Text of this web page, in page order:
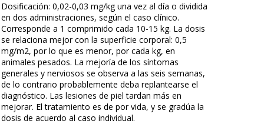
Dosificación: 0,02-0,03 mg/kg una vez al día o dividida
en dos administraciones, según el caso clínico.
Corresponde a 1 comprimido cada 10-15 kg. La dosis
se relaciona mejor con la superficie corporal: 0,5
mg/m2, por lo que es menor, por cada kg, en
animales pesados. La mejoría de los síntomas
generales y nerviosos se observa a las seis semanas,
de lo contrario probablemente deba replantearse el
diagnóstico. Las lesiones de piel tardan más en
mejorar. El tratamiento es de por vida, y se gradúa la
dosis de acuerdo al caso individual.